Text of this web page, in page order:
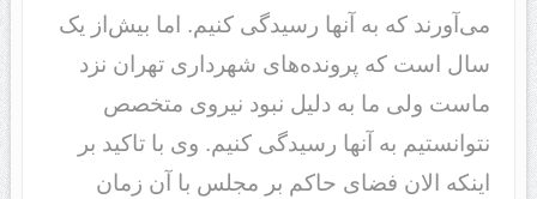
می‌آورند که به آنها رسیدگی کنیم. اما بیش‌از یک
سال است که پرونده‌های شهرداری تهران نزد
ماست ولی ما به دلیل نبود نیروی متخصص
نتوانستیم به آنها رسیدگی کنیم. وی با تاکید بر
اینکه الان فضای حاکم بر مجلس با آن زمان